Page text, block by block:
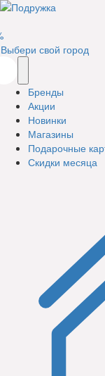
Выбери свой город
Бренды
Акции
Новинки
Магазины
Подарочные
Скидки месяца